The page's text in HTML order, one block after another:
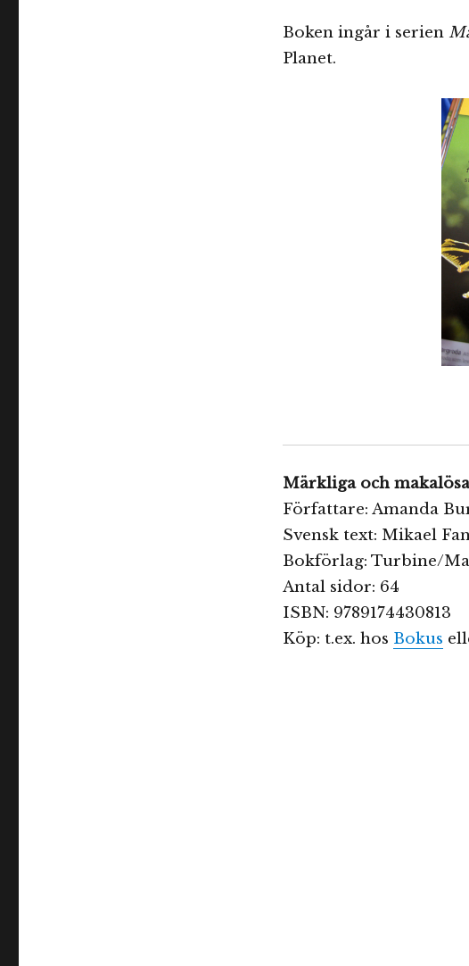
Boken ingår i serien
Planet.
Märkliga och
Författare: Amanda
Svensk text: Mikael
Bokförlag: Turbine/
Antal sidor: 64
ISBN: 9789174430813
Köp: t.ex. hos Bokus